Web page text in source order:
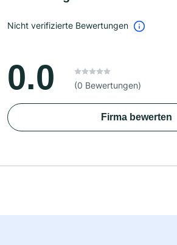
Nicht verifizierte Bewertungen
0.0 (0 Bewertungen)
Firma bewerten